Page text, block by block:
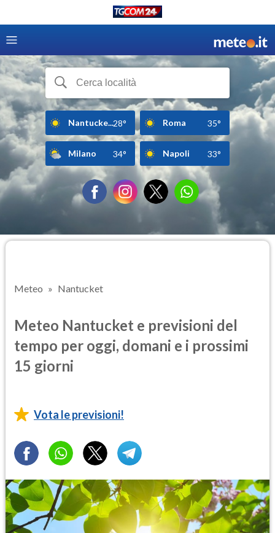
Nantucke...28° Roma 35°
Milano 34° Napoli 33°
Meteo Nantucket
Meteo Nantucket e previsioni del
tempo per oggi, domani e i prossimi
15 giorni
Vota le previsioni!